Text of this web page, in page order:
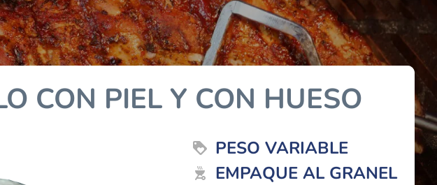
CON PIEL Y CON HUESO
loyalty PESO VARIABLE
outdoor_grill EMPAQUE AL GRANEL